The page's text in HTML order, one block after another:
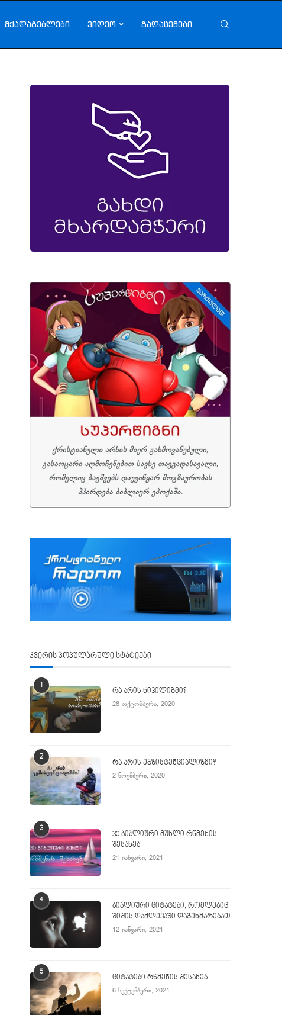
მქადაგებლები ვიდეო გადაცემები
კვირის პოპულარული სტატიები
1
რა არის ნიჰილიზმი?
28 ოქტომბერი, 2020
2
რა არის ეგზისტენციალიზმი?
2 ნოემბერი, 2020
3
30 ბიბლიური მუხლი რწმენის
შესახებ
21 იანვარი, 2021
4
ბიბლიური ციტატები, რომლებიც
შიშის დაძლევაში დაგეხმარებათ
12 იანვარი, 2021
5
ციტატები რწმენის შესახებ
6 სექტემბერი, 2021